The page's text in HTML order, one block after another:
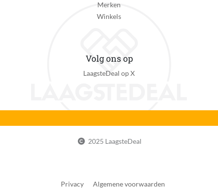
Merken
Winkels
Volg ons op
LaagsteDeal op X
2025 LaagsteDeal
Privacy Algemene voorwaarden